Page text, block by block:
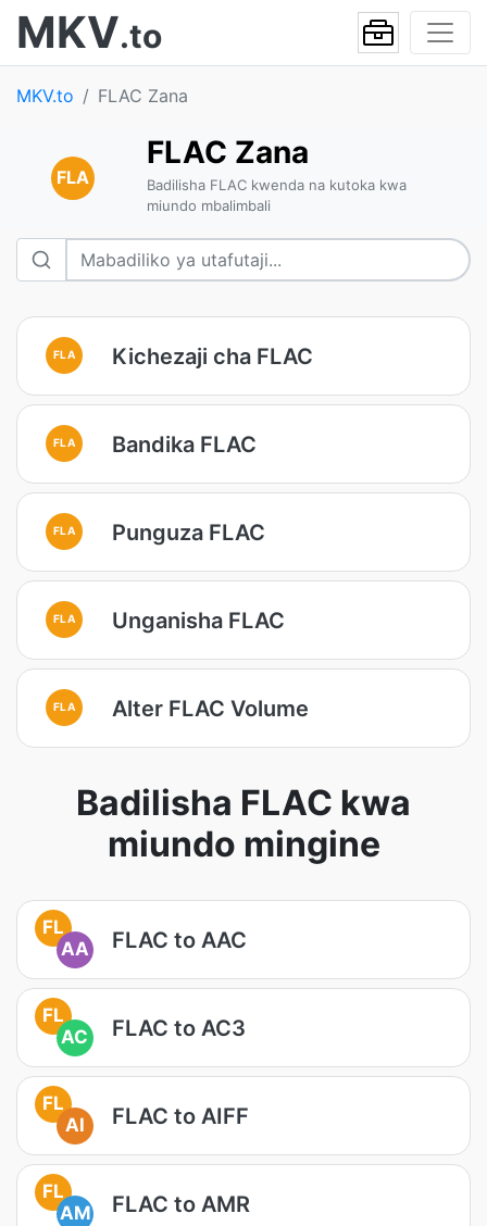
MKV.to
MKV.to FLAC Zana
FLA
FLAC Zana
Badilisha FLAC kwenda na kutoka kwa
miundo mbalimbali
FLA Kichezaji cha FLAC
FLA Bandika FLAC
FLA Punguza FLAC
FLA Unganisha FLAC
FLA Alter FLAC Volume
Badilisha FLAC kwa
miundo mingine
FL
AA
FLAC to AAC
FL
AC
FLAC to AC3
FL
AI
FLAC to AIFF
FL
AM
FLAC to AMR